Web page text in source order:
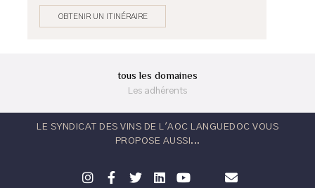
OBTENIR UN ITINÉRAIRE
tous les domaines
Les adhérents
LE SYNDICAT DES VINS DE L'AOC LANGUEDOC VOUS
PROPOSE AUSSI...